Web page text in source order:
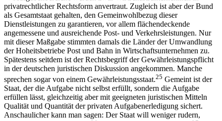
privatrechtlicher Rechtsform anvertraut. Zugleich ist aber der Bund
als Gesamtstaat gehalten, den Gemeinwohlbezug dieser
Dienstleistungen zu garantieren, vor allem flächendeckende
angemessene und ausreichende Post- und Verkehrsleistungen. Nur
mit dieser Maßgabe stimmten damals die Länder der Umwandlung
der Hoheitsbetriebe Post und Bahn in Wirtschaftsunternehmen zu.
Spätestens seitdem ist der Rechtsbegriff der Gewährleistungspflicht
in der deutschen juristischen Diskussion angekommen. Manche
sprechen sogar von einem Gewährleistungsstaat.25 Gemeint ist der
Staat, der die Aufgabe nicht selbst erfüllt, sondern die Aufgabe
erfüllen lässt, gleichzeitig aber mit geeigneten juristischen Mitteln
Qualität und Quantität der privaten Aufgabenerledigung sichert.
Anschaulicher kann man sagen: Der Staat will weniger rudern,